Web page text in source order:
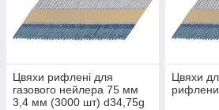
Цвяхи рифлені для
газового нейлера 75 мм
3,4 мм (3000 шт) d34,75g
Цвяхи